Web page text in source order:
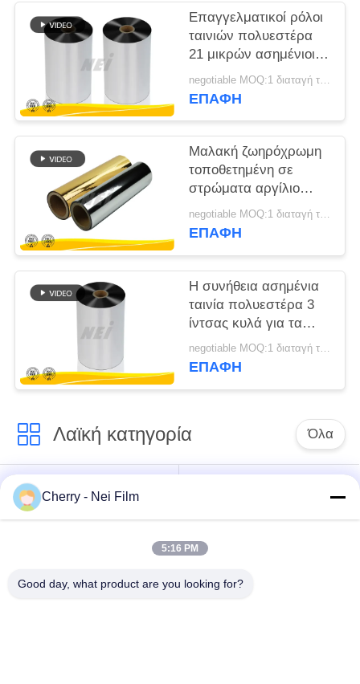
PRIVACY
POLICY
Επαγγελματικοί ρόλοι
ταινιών πολυεστέρα
21 μικρών ασημένιοι,
επιμεταλλωμένη ταινία
της PET
negotiable MOQ:1 διαταγή τόνου/ίχνος διαπραγματεύσιμη
ΕΠΑΦΉ
Μαλακή ζωηρόχρωμη
τοποθετημένη σε
στρώματα αργίλιο
ταινία αφής,
επιμεταλλωμένη ταινία
negotiable MOQ:1 διαταγή τόνου/ίχνος διαπραγματεύσιμη
ΕΠΑΦΉ
Η συνήθεια ασημένια
ταινία πολυεστέρα 3
ίντσας κυλά για τα
κιβώτια
παντοπωλείων/τα
negotiable MOQ:1 διαταγή τόνου/ίχνος διαπραγματεύσιμη
ΕΠΑΦΉ
Λαϊκή κατηγορία Όλα
bopp θερμική ταινία
ελασματοποίησης
μεταλλινών
Ψηφιακή ταινία
στρώματα
Cherry - Nei Film
5:16 PM
Good day, what product are you looking for?